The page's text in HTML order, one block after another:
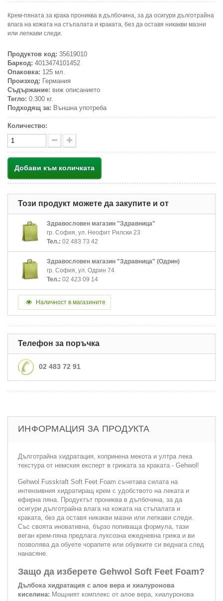
Крем-пяната за крака прониква в дълбочина, за да осигури дълготрайна
влага на кожата на стъпалата и краката, без да оставя никакви мазни
или лепкави следи.
Продуктов код: 35619010
Баркод: 4013474101452
Опаковка: 125 мл.
Произход: Германия
Съдържание: виж описанието
Тегло: 0.300 кг.
Подходящ за: Външна употреба
Количество:
Добави към количката
Този продукт можете да закупите и от
Здравословен магазин "Здравница"
гр. София, ул. Неофит Рилски 23
Тел.: 02 483 73 42
Здравословен магазин "Здравница" (Одрин)
гр. София, ул. Одрин 74
Тел.: 02 423 09 14
Наличност в магазините
Телефон за поръчка
02 483 72 91
ИНФОРМАЦИЯ ЗА ПРОДУКТА
Дълготрайна хидратация, копринена мекота и ултра лека
текстура от немския експерт в грижата за краката - Gehwol!
Gehwol Fusskraft Soft Feet Foam съчетава силата на
интензивния хидратиращ крем с удобството на леката и
ефирна пяна. Продуктът прониква в дълбочина, за да
осигури дълготрайна влага на кожата на стъпалата и
краката, без да оставя никакви мазни или лепкави следи.
Със своята иновативна, бързо попиваща формула, тази
веган крем-пяна предлага луксозна ежедневна грижа и ви
позволява да обуете чорапите или обувките си веднага след
нанасяне.
Защо да изберете Gehwol Soft Feet Foam?
Дълбока хидратация с алое вера и хиалуронова
киселина: Мощният комплекс от алое вера, хиалуронова